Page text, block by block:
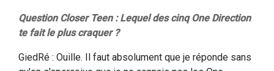
Question Closer Teen : Lequel des cinq One Direction
te fait le plus craquer ?
GiedRé : Ouille. Il faut absolument que je réponde sans